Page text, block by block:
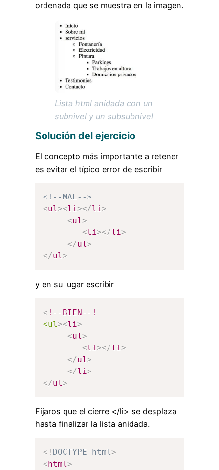
ordenada que se muestra en la imagen.
Lista html anidada con un
subnivel y un subsubnivel
Solución del ejercicio
El concepto más importante a retener
es evitar el típico error de escribir
<!--MAL-->
<ul><li></li>
<ul>
<li></li>
</ul>
</ul>
y en su lugar escribir
< !--BIEN--!
<ul><li>
<ul>
<li></li>
</ul>
</li>
</ul>
Fijaros que el cierre </li> se desplaza
hasta finalizar la lista anidada.
<! DOCTYPE html>
<html>